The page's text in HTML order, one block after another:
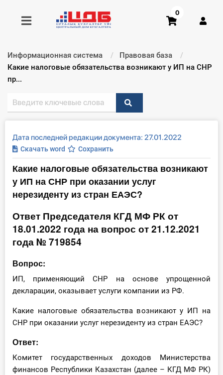
Получить консультацию
Главная ИС
Формы
Консультации
Правовая база
Библиотека бухгалтера
Инструменты
Вебинары
Справочник бухгалтера
Участник ВЭД
Кадры. Труд. Зарплата.
0
Информационная система
Правовая база
Текущий:
Какие налоговые обязательства возникают у ИП на СНР
пр...
Дата последней редакции документа: 27.01.2022
Скачать word Сохранить
Какие налоговые обязательства возникают
у ИП на СНР при оказании услуг
нерезиденту из стран ЕАЭС?
Ответ Председателя КГД МФ РК от
18.01.2022 года на вопрос от 21.12.2021
года № 719854
Вопрос:
ИП, применяющий СНР на основе упрощенной
декларации, оказывает услуги компании из РФ.
Какие налоговые обязательства возникают у ИП на
СНР при оказании услуг нерезиденту из стран ЕАЭС?
Ответ:
Комитет государственных доходов Министерства
финансов Республики Казахстан (далее – КГД МФ РК)